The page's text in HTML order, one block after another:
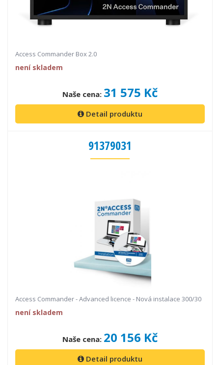
Access Commander Box 2.0
není skladem
Naše cena: 31 575 Kč
Detail produktu
91379031
Access Commander - Advanced licence - Nová instalace 300/30
není skladem
Naše cena: 20 156 Kč
Detail produktu